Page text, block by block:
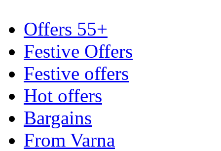
Offers 55+
Festive Offers
Festive offers
Hot offers
Bargains
From Varna